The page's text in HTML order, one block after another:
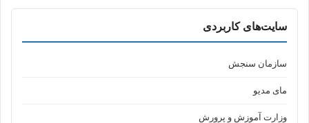
سایت‌های کاربردی
سازمان سنجش
مای مدیو
وزارت آموزش و پرورش